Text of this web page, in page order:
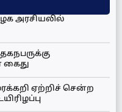
அரசியலில்
கைது
ஏற்றிச் சென்ற